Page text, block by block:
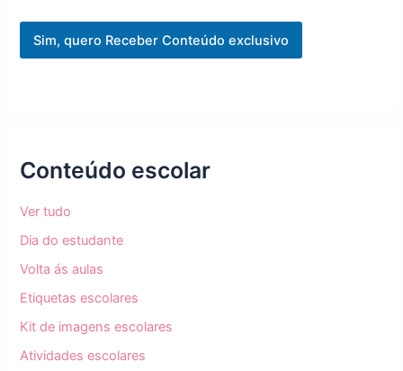
Sim, quero Receber Conteúdo exclusivo
Conteúdo escolar
Ver tudo
Dia do estudante
Volta ás aulas
Etiquetas escolares
Kit de imagens escolares
Atividades escolares